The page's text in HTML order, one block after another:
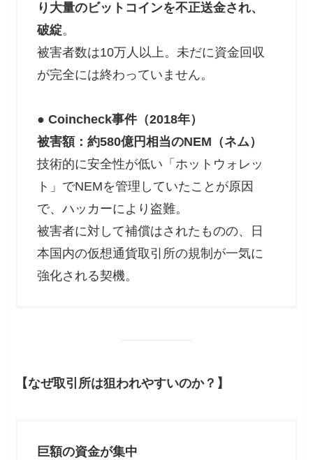
り大量のビットコインを不正送金され、
破綻。
被害者数は10万人以上。未だに資金回収
が完全には終わっていません。
● Coincheck事件（2018年）
被害額：約580億円相当のNEM（ネム）
技術的に安全性が低い「ホットウォレッ
ト」でNEMを管理していたことが原因
で、ハッカーにより盗難。
被害者に対して補償はされたものの、日
本国内の仮想通貨取引所の規制が一気に
強化される契機。
【なぜ取引所は狙われやすいのか？】
巨額の資金が集中